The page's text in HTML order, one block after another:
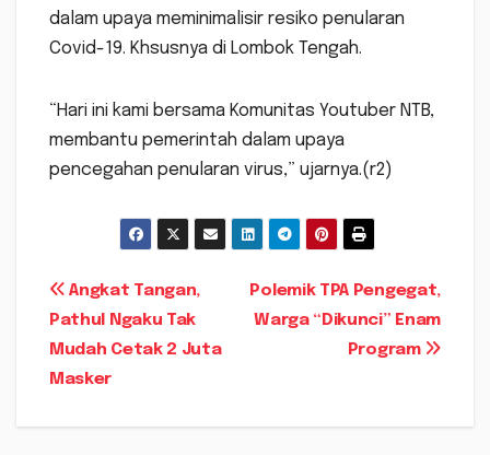
dalam upaya meminimalisir resiko penularan
Covid-19. Khsusnya di Lombok Tengah.
“Hari ini kami bersama Komunitas Youtuber NTB,
membantu pemerintah dalam upaya
pencegahan penularan virus,” ujarnya.(r2)
Navigasi
pos
Polemik TPA Pengegat,
Warga “Dikunci” Enam
Program
Angkat Tangan,
Pathul Ngaku Tak
Mudah Cetak 2 Juta
Masker